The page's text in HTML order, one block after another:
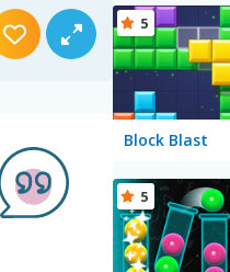
Block Blast
5
5